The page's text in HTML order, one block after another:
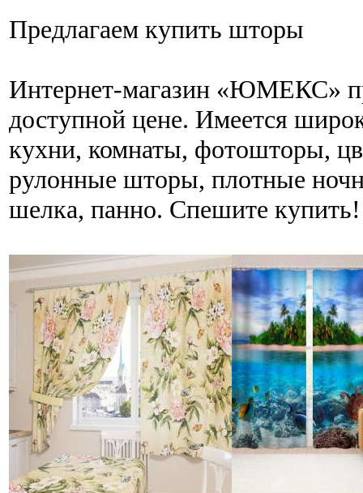
Предлагаем купить шторы
Интернет-магазин «ЮМЕКС»
доступной цене. Имеется
кухни, комнаты, фотошторы,
рулонные шторы, плотные
шелка, панно. Спешите купить!